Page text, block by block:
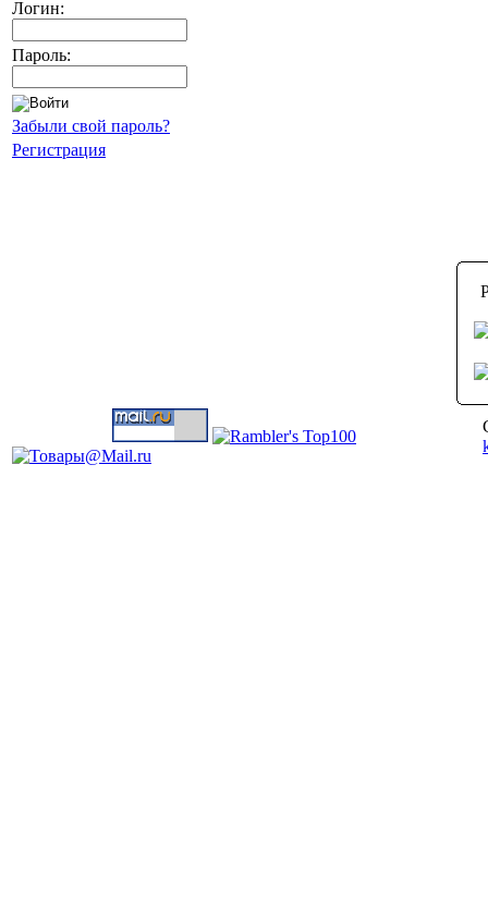
Логин:
Пароль:
Забыли свой пароль?
Регистрация